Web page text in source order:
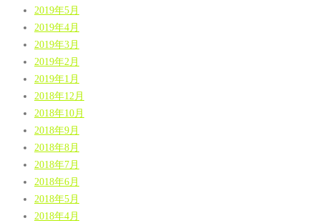
2019年5月
2019年4月
2019年3月
2019年2月
2019年1月
2018年12月
2018年10月
2018年9月
2018年8月
2018年7月
2018年6月
2018年5月
2018年4月